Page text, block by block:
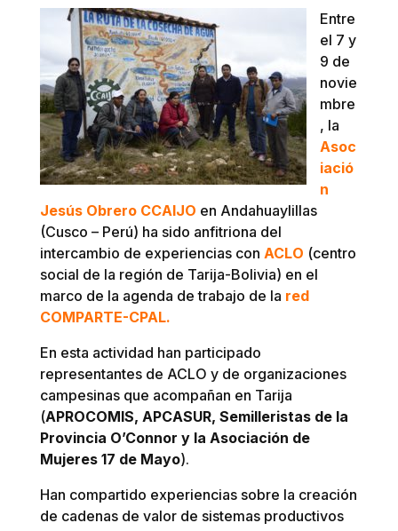
Entre
el 7 y
9 de
novie
mbre
, la
Asoc
iació
n
Jesús Obrero CCAIJO en Andahuaylillas
(Cusco – Perú) ha sido anfitriona del
intercambio de experiencias con ACLO (centro
social de la región de Tarija-Bolivia) en el
marco de la agenda de trabajo de la red
COMPARTE-CPAL.
En esta actividad han participado
representantes de ACLO y de organizaciones
campesinas que acompañan en Tarija
(APROCOMIS, APCASUR, Semilleristas de la
Provincia O’Connor y la Asociación de
Mujeres 17 de Mayo).
Han compartido experiencias sobre la creación
de cadenas de valor de sistemas productivos